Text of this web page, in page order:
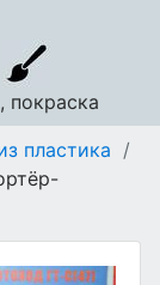
покраска
пластика /